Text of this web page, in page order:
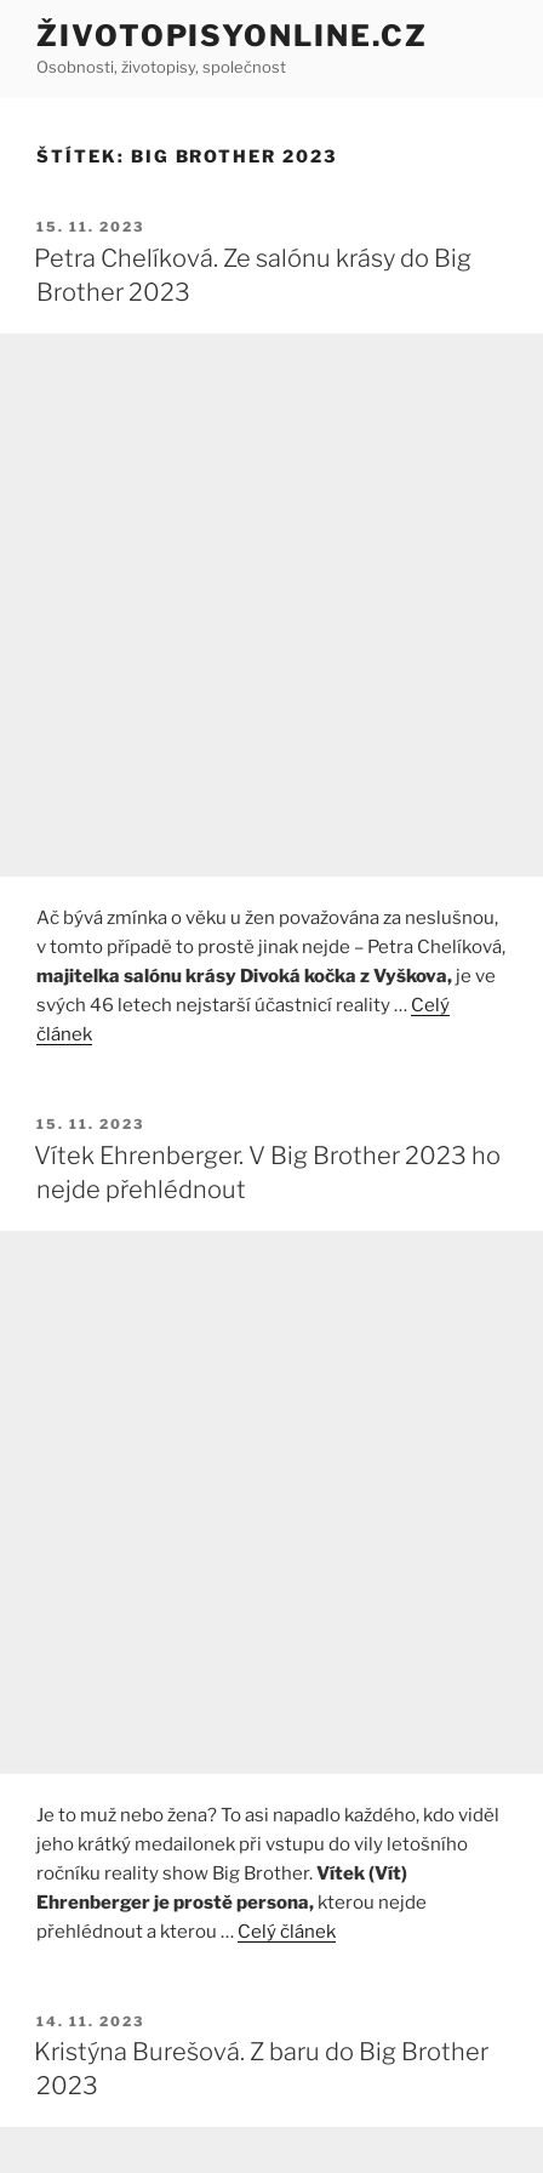
Přejít
obsahu
ŽIVOTOPISYONLINE.CZ
Osobnosti, životopisy, společnost
ŠTÍTEK: BIG BROTHER 2023
PUBLIKOVÁNO
15. 11. 2023
Petra Chelíková. Ze salónu krásy do Big
Brother 2023
Ač bývá zmínka o věku u žen považována za neslušnou,
v tomto případě to prostě jinak nejde – Petra Chelíková,
majitelka salónu krásy Divoká kočka z Vyškova, je ve
svých 46 letech nejstarší účastnicí reality … Celý
článek
PUBLIKOVÁNO
15. 11. 2023
Vítek Ehrenberger. V Big Brother 2023 ho
nejde přehlédnout
Je to muž nebo žena? To asi napadlo každého, kdo viděl
jeho krátký medailonek při vstupu do vily letošního
ročníku reality show Big Brother.Vítek (Vít)
Ehrenberger je prostě persona, kterou nejde
přehlédnout a kterou … Celý článek
PUBLIKOVÁNO
14. 11. 2023
Kristýna Burešová. Z baru do Big Brother
2023